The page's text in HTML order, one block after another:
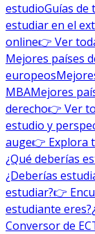
estudioGuías de
estudiar en el
online👉 Ver
Mejores países
europeos
MBAMejores
derecho👉 Ver
estudio y
auge👉 Explora
¿Qué deberías
¿Deberías
estudiar?👉
estudiante eres?
Conversor de